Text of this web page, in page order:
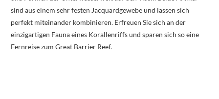
sind aus einem sehr festen Jacquardgewebe und lassen sich
perfekt miteinander kombinieren. Erfreuen Sie sich an der
einzigartigen Fauna eines Korallenriffs und sparen sich so eine
Fernreise zum Great Barrier Reef.